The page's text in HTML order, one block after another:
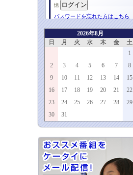
憶
パスワードを忘れた方はこちら
2026年8月
日
月 火 水 木 金
土
1
2
3 4 5 6 7
8
9
10 11 12 13 14
15
16
17 18 19 20 21
22
23
24 25 26 27 28
29
30
31